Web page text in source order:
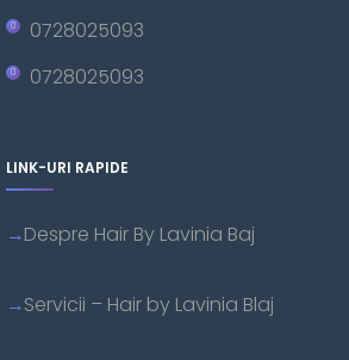
0728025093
0728025093
LINK-URI RAPIDE
Despre Hair By Lavinia Baj
Servicii – Hair by Lavinia Blaj